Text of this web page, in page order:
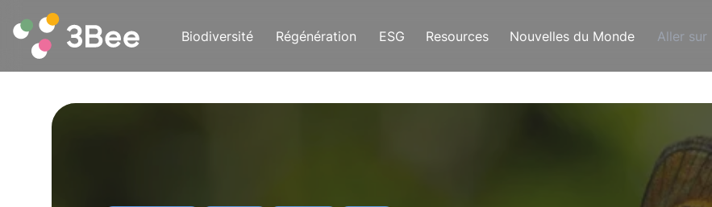
Biodiversité Régénération ESG Resources Nouvelles du Monde Aller sur